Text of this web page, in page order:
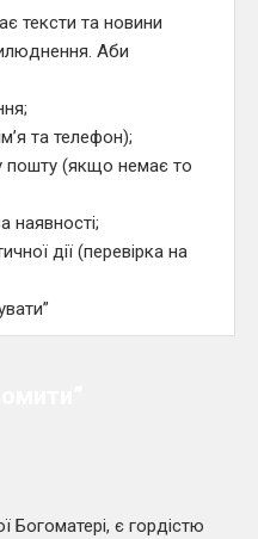
тексти та новини
Аби
та телефон);
пошту (якщо немає то
наявності;
дії (перевірка на
є гордістю